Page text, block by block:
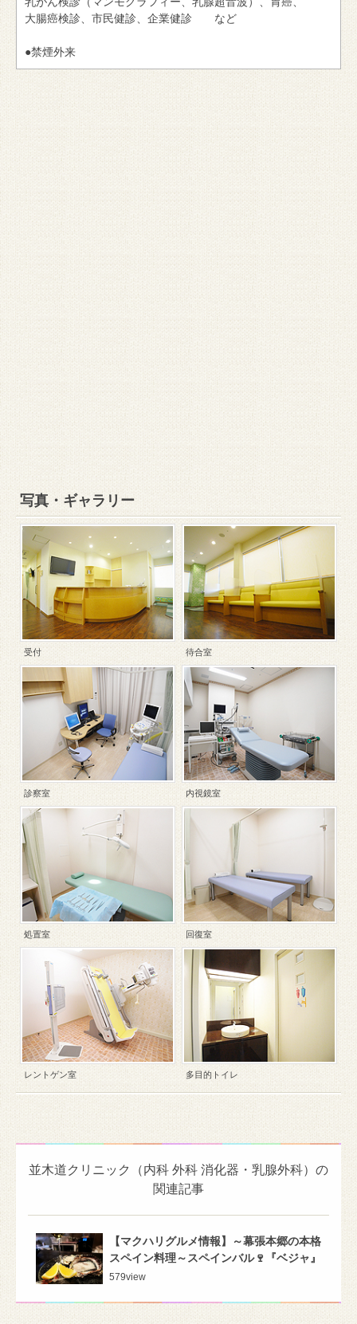
大腸癌検診、市民健診、企業健診 など
●禁煙外来
写真・ギャラリー
受付 待合室
診察室 内視鏡室
処置室 回復室
レントゲン室 多目的トイレ
並木道クリニック（内科 外科 消化器・乳腺外科）の
関連記事
【マクハリグルメ情報】～幕張本郷の本格
スペイン料理～スペインバル🍷『ベジャ』
579view